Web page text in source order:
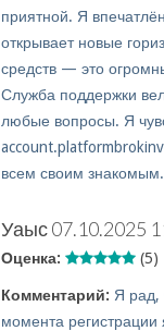
приятной. Я
открывает новые
средств — это
Служба поддержки
любые вопросы. Я
всем своим знакомым.
Уаыс07.10.2025
Оценка: (5)
Комментарий: Я рад,
момента